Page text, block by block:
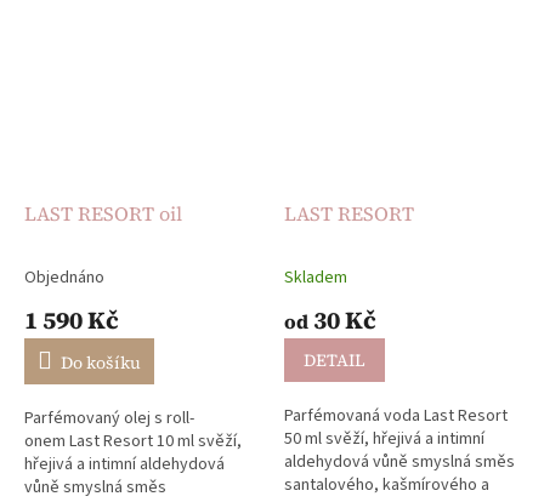
LAST RESORT oil
Průměrné
produktu
5,0
5
hvězdiček.
Objednáno
1 590 Kč
Do košíku
Parfémovaný olej s roll-
onem Last Resort 10 ml svěží,
hřejivá a intimní aldehydová
vůně smyslná směs
LAST RESORT
Průměrné
produktu
5,0
5
hvězdiček.
Skladem
od 30 Kč
DETAIL
Parfémovaná voda Last Resort
50 ml svěží, hřejivá a intimní
aldehydová vůně smyslná směs
santalového, kašmírového a